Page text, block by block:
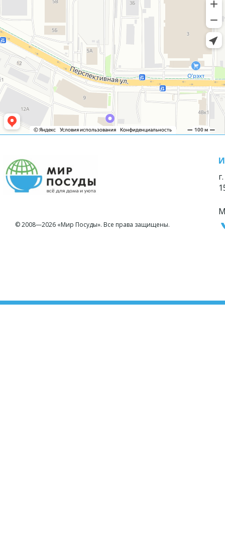
© 2008—2026 «Мир Посуды». Все права защищены.